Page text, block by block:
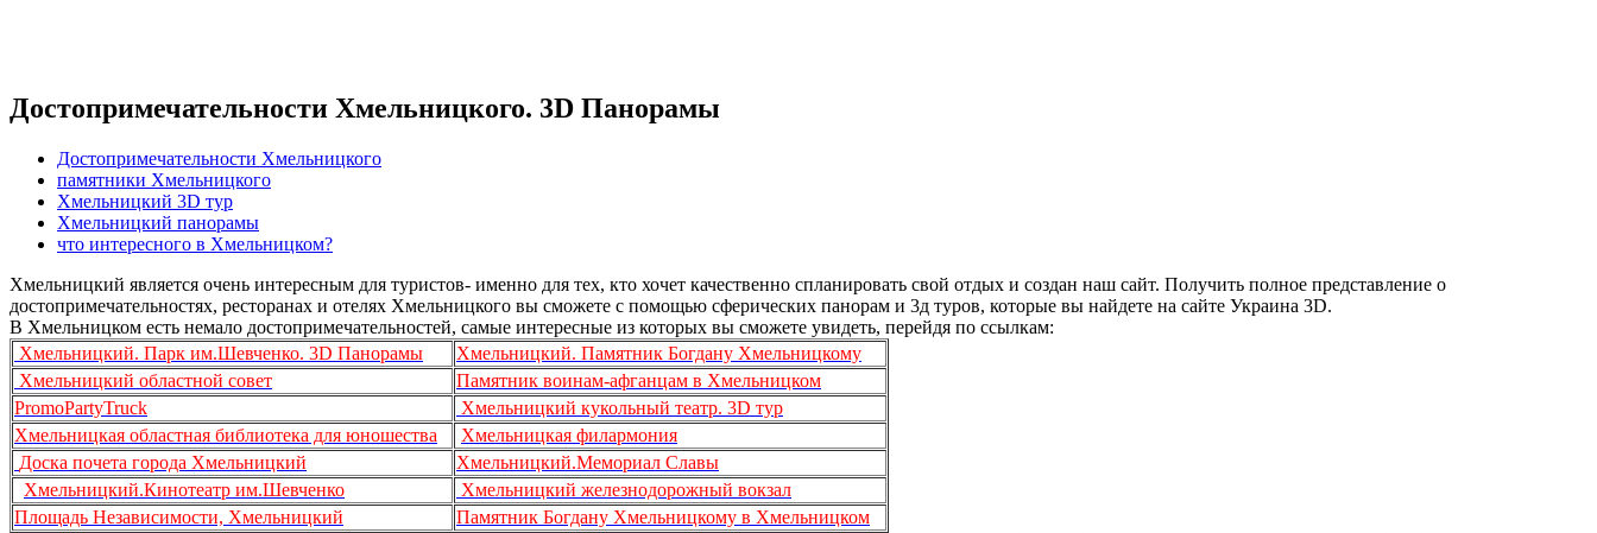
Достопримечательности Хмельницкого. 3D Панорамы
Достопримечательности Хмельницкого
памятники Хмельницкого
Хмельницкий 3D тур
Хмельницкий панорамы
что интересного в Хмельницком?
Хмельницкий является очень интересным для туристов- именно для тех, кто хочет качественно спланировать свой отдых и создан наш сайт. Получить полное представление о
достопримечательностях, ресторанах и отелях Хмельницкого вы сможете с помощью сферических панорам и 3д туров, которые вы найдете на сайте Украина 3D.
В Хмельницком есть немало достопримечательностей, самые интересные из которых вы сможете увидеть, перейдя по ссылкам:
Хмельницкий. Парк им.Шевченко. 3D Панорамы
Хмельницкий. Памятник Богдану Хмельницкому
Хмельницкий областной совет
Памятник воинам-афганцам в Хмельницком
PromoPartyTruck
Хмельницкий кукольный театр. 3D тур
Хмельницкая областная библиотека для юношества
Хмельницкая филармония
Доска почета города Хмельницкий
Хмельницкий.Мемориал Славы
Хмельницкий.Кинотеатр им.Шевченко
Хмельницкий железнодорожный вокзал
Площадь Независимости, Хмельницкий
Памятник Богдану Хмельницкому в Хмельницком